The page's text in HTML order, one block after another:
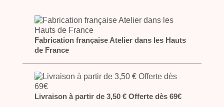
Fabrication française Atelier dans les Hauts
de France
Livraison à partir de 3,50 € Offerte dès 69€